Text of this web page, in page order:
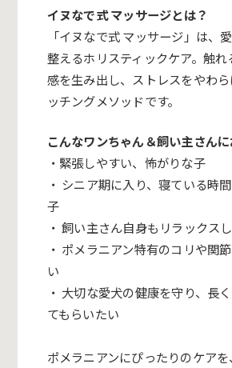
イヌなで式 マッサージとは？
「イヌなで式 マッサージ」は、
整えるホリスティックケア。触
感を生み出し、ストレスをやわ
ッチングメソッドです。
こんなワンちゃん＆飼い主さんに
・緊張しやすい、怖がりな子
・ シニア期に入り、寝ている時
子
・ 飼い主さん自身もリラックス
・ ポメラニアン特有のコリや関
い
・ 大切な愛犬の健康を守り、長
てもらいたい
ポメラニアンにぴったりのケア